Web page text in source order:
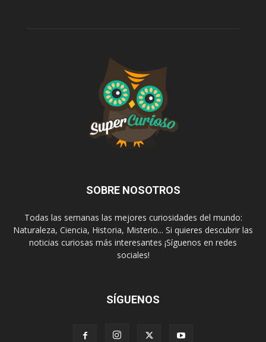
SOBRE NOSOTROS
Todas las semanas las mejores curiosidades del mundo:
Naturaleza, Ciencia, Historia, Misterio... Si quieres descubrir las
noticias curiosas más interesantes ¡Síguenos en redes
sociales!
SÍGUENOS